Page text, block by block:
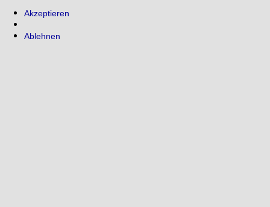
Akzeptieren
Ablehnen